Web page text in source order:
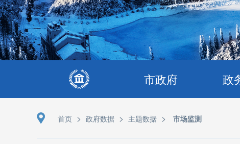
市政府 政
首页 > 政府数据 > 主题数据 > 市场监测